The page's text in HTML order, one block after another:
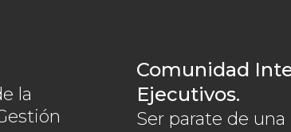
la
Comunidad
Ejecutivos.
Ser parate de